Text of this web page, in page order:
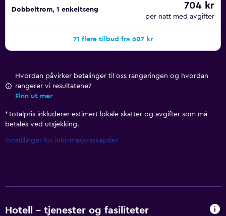
Dobbeltrom, 1 enkeltseng 704 kr
per natt med avgifter
71 flere tilbud fra 607 kr
Hvordan påvirker betalinger til oss rangeringen og hvordan
rangerer vi resultatene?
Finn ut mer
*Totalpris inkluderer estimert lokale skatter og avgifter som må
betales ved utsjekking.
Innstillinger for informasjonskapsler
Hotell – tjenester og fasiliteter